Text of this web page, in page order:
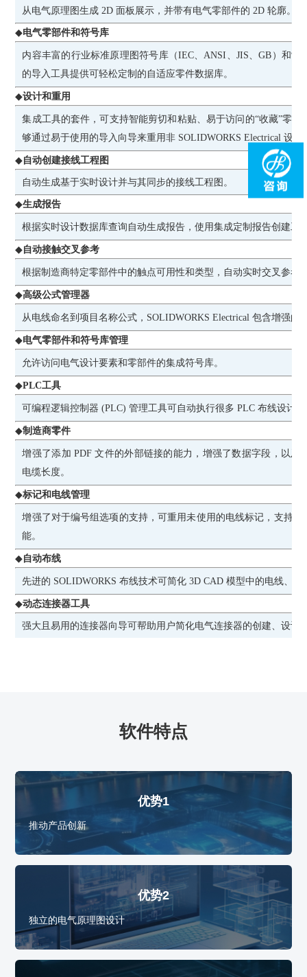
从电气原理图生成 2D 面板展示，并带有电气零部件的 2D 轮廓。
◆电气零部件和符号库
内容丰富的行业标准原理图符号库（IEC、ANSI、JIS、GB）和
的导入工具提供可轻松定制的自适应零件数据库。
◆设计和重用
集成工具的套件，可支持智能剪切和粘贴、易于访问的“收藏”零
够通过易于使用的导入向导来重用非 SOLIDWORKS Electrical 设计
◆自动创建接线工程图
自动生成基于实时设计并与其同步的接线工程图。
◆生成报告
根据实时设计数据库查询自动生成报告，使用集成定制报告创建工
◆自动接触交叉参考
根据制造商特定零部件中的触点可用性和类型，自动实时交叉参考
◆高级公式管理器
从电线命名到项目名称公式，SOLIDWORKS Electrical 包含增强的
◆电气零部件和符号库管理
允许访问电气设计要素和零部件的集成符号库。
◆PLC工具
可编程逻辑控制器 (PLC) 管理工具可自动执行很多 PLC 布线设计
◆制造商零件
增强了添加 PDF 文件的外部链接的能力，增强了数据字段，以及
电缆长度。
◆标记和电线管理
增强了对于编号组选项的支持，可重用未使用的电线标记，支持
能。
◆自动布线
先进的 SOLIDWORKS 布线技术可简化 3D CAD 模型中的电线、
◆动态连接器工具
强大且易用的连接器向导可帮助用户简化电气连接器的创建、设计
软件特点
优势1
推动产品创新
优势2
独立的电气原理图设计